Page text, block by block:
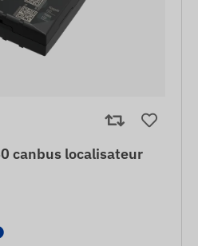
canbus localisateur